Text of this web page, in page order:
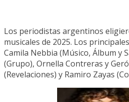
Los periodistas argentinos
musicales de 2025. Los
Camila Nebbia (Músico, Álbum y
(Grupo), Ornella Contreras y
(Revelaciones) y Ramiro Zayas